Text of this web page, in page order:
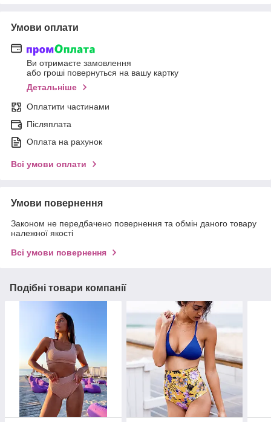
Умови оплати
Ви отримаєте замовлення
або гроші повернуться на вашу картку
Детальніше
Оплатити частинами
Післяплата
Оплата на рахунок
Всі умови оплати
Умови повернення
Законом не передбачено повернення та обмін даного товару
належної якості
Всі умови повернення
Подібні товари компанії